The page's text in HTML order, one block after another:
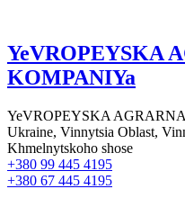
YeVROPEYSKA
KOMPANIYa
YeVROPEYSKA
Ukraine, Vinnytsia Oblast,
Khmelnytskoho shose
+380 99 445 4195
+380 67 445 4195